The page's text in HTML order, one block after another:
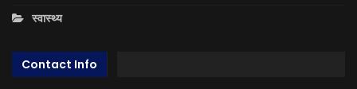
स्वास्थ्य
Contact Info